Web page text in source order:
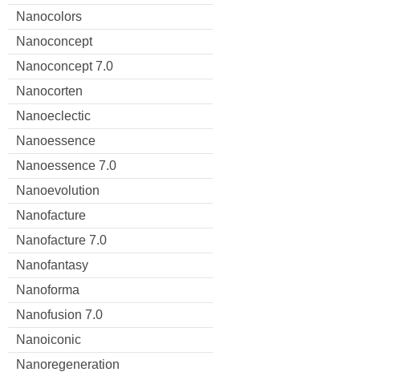
Nanocolors
Nanoconcept
Nanoconcept 7.0
Nanocorten
Nanoeclectic
Nanoessence
Nanoessence 7.0
Nanoevolution
Nanofacture
Nanofacture 7.0
Nanofantasy
Nanoforma
Nanofusion 7.0
Nanoiconic
Nanoregeneration